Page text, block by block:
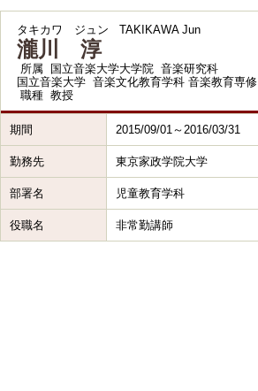
タキカワ ジュン TAKIKAWA Jun
瀧川 淳
所属
国立音楽大学大学院 音楽研究科
国立音楽大学 音楽文化教育学科 音楽教育専修
職種 教授
期間 2015/09/01～2016/03/31
勤務先 東京家政学院大学
部署名 児童教育学科
役職名 非常勤講師